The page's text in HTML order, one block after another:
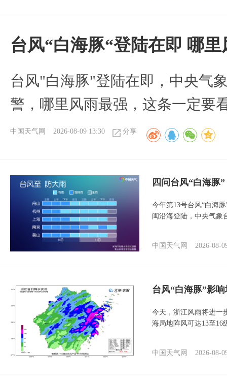
台风“白海豚“登陆在即 哪
台风"白海豚"登陆在即，中央气
警，哪里风雨最强，这条一定要
中国天气网 2026-08-09 13:30 分享
四问台风“白海豚
今年第13号台风“白海
闽沿海登陆，中央气象
中国天气网 2026-08-
台风“白海豚”影
今天，浙江风雨将进一
海局地阵风可达13至16
中国天气网 2026-08-